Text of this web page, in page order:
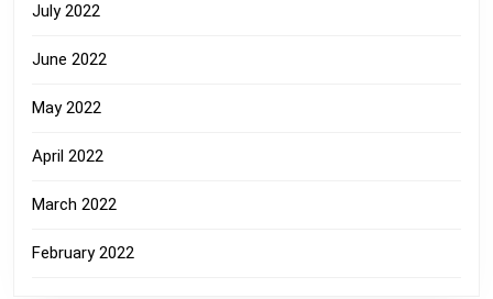
July 2022
June 2022
May 2022
April 2022
March 2022
February 2022